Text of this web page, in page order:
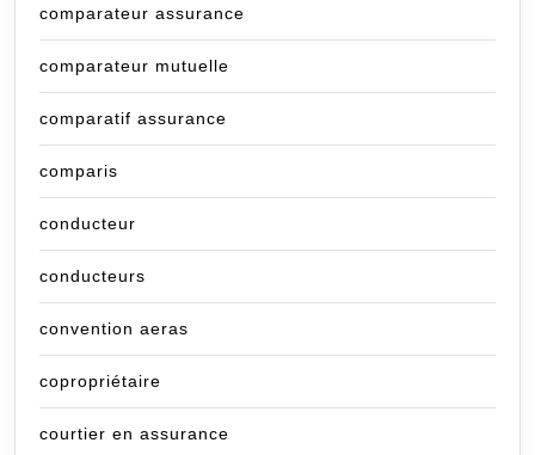
comparateur assurance
comparateur mutuelle
comparatif assurance
comparis
conducteur
conducteurs
convention aeras
copropriétaire
courtier en assurance